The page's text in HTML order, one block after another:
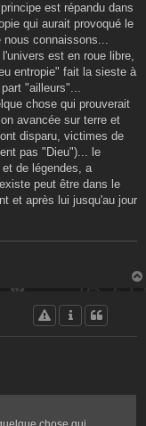
est répandu dans
qui aurait provoqué le
nous connaissons...
est en roue libre,
entropie" fait la sieste à
"ailleurs"...
chose qui prouverait
avancée sur terre et
disparu, victimes de
pas "Dieu")... le
de légendes, a
peut être dans le
et après lui jusqu'au jour